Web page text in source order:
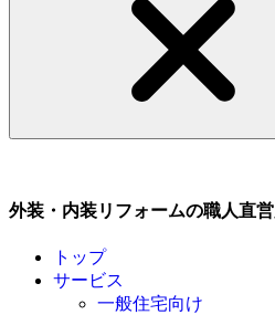
外装・内装リフォームの職人直
トップ
サービス
一般住宅向け